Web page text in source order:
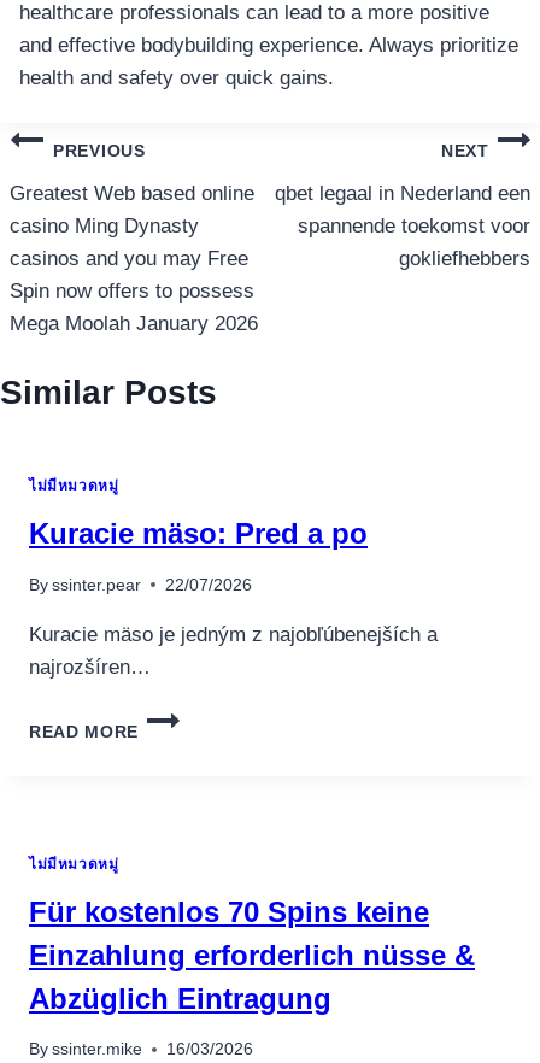
healthcare professionals can lead to a more positive
and effective bodybuilding experience. Always prioritize
health and safety over quick gains.
แนะแนว
เรื่อง
PREVIOUS
Greatest Web based online
casino Ming Dynasty
casinos and you may Free
Spin now offers to possess
Mega Moolah January 2026
NEXT
qbet legaal in Nederland een
spannende toekomst voor
gokliefhebbers
Similar Posts
ไม่มีหมวดหมู่
Kuracie mäso: Pred a po
By ssinter.pear 22/07/2026
Kuracie mäso je jedným z najobľúbenejších a
najrozšíren…
READ MORE
KURACIE
ไม่มีหมวดหมู่
Für kostenlos 70 Spins keine
Einzahlung erforderlich nüsse &
Abzüglich Eintragung
By ssinter.mike 16/03/2026